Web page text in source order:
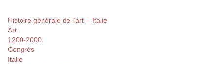
Histoire générale de l'art -- Italie
Art
1200-2000
Congrès
Italie